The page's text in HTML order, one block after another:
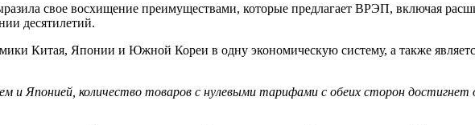
свое восхищение преимуществами, которые предлагает ВРЭП, включая
десятилетий.
Китая, Японии и Южной Кореи в одну экономическую систему, а также
Японией, количество товаров с нулевыми тарифами с обеих сторон достигнет